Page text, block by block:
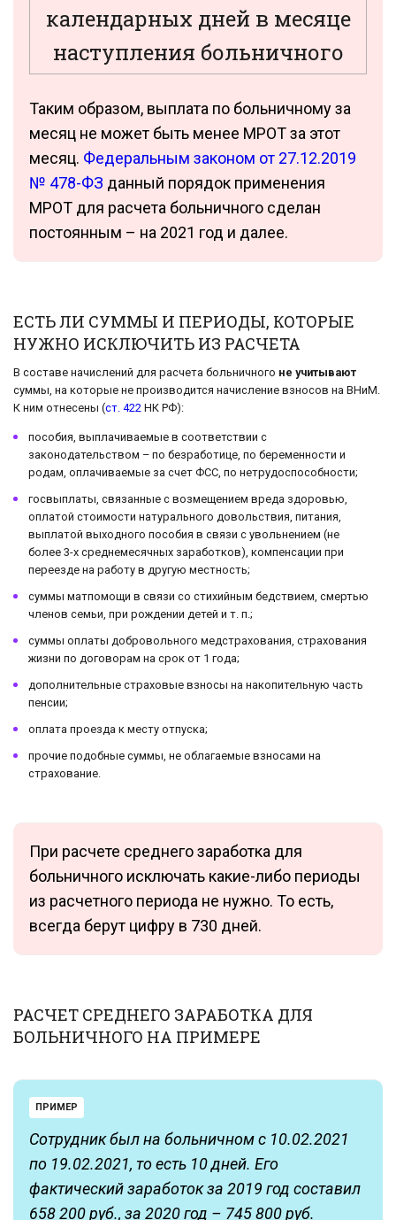
календарных дней в месяце
наступления больничного
Таким образом, выплата по больничному за
месяц не может быть менее МРОТ за этот
месяц. Федеральным законом от 27.12.2019
№ 478-ФЗ данный порядок применения
МРОТ для расчета больничного сделан
постоянным – на 2021 год и далее.
ЕСТЬ ЛИ СУММЫ И ПЕРИОДЫ, КОТОРЫЕ
НУЖНО ИСКЛЮЧИТЬ ИЗ РАСЧЕТА
В составе начислений для расчета больничного не учитывают
суммы, на которые не производится начисление взносов на ВНиМ.
К ним отнесены (ст. 422 НК РФ):
пособия, выплачиваемые в соответствии с
законодательством – по безработице, по беременности и
родам, оплачиваемые за счет ФСС, по нетрудоспособности;
госвыплаты, связанные с возмещением вреда здоровью,
оплатой стоимости натурального довольствия, питания,
выплатой выходного пособия в связи с увольнением (не
более 3-х среднемесячных заработков), компенсации при
переезде на работу в другую местность;
суммы матпомощи в связи со стихийным бедствием, смертью
членов семьи, при рождении детей и т. п.;
суммы оплаты добровольного медстрахования, страхования
жизни по договорам на срок от 1 года;
дополнительные страховые взносы на накопительную часть
пенсии;
оплата проезда к месту отпуска;
прочие подобные суммы, не облагаемые взносами на
страхование.
При расчете среднего заработка для
больничного исключать какие-либо периоды
из расчетного периода не нужно. То есть,
всегда берут цифру в 730 дней.
РАСЧЕТ СРЕДНЕГО ЗАРАБОТКА ДЛЯ
БОЛЬНИЧНОГО НА ПРИМЕРЕ
ПРИМЕР
Сотрудник был на больничном с 10.02.2021
по 19.02.2021, то есть 10 дней. Его
фактический заработок за 2019 год составил
658 200 руб., за 2020 год – 745 800 руб.